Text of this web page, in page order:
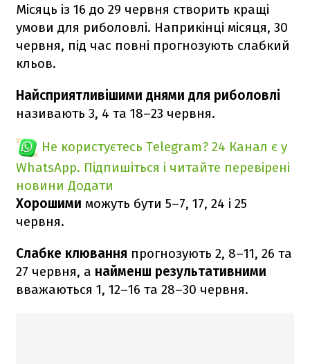
Місяць із 16 до 29 червня створить кращі
умови для риболовлі. Наприкінці місяця, 30
червня, під час повні прогнозують слабкий
кльов.
Найсприятливішими днями для риболовлі
називають 3, 4 та 18–23 червня.
Не користуєтесь Telegram? 24 Канал є у
WhatsApp. Підпишіться і читайте перевірені
новини Додати
Хорошими можуть бути 5–7, 17, 24 і 25
червня.
Слабке клювання прогнозують 2, 8–11, 26 та
27 червня, а найменш результативними
вважаються 1, 12–16 та 28–30 червня.